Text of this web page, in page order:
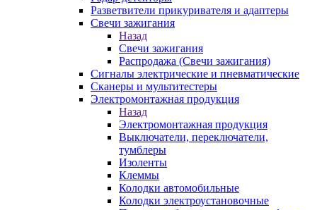
Разветвители прикуривателя и адаптеры
Свечи зажигания
Назад
Свечи зажигания
Распродажа (Свечи зажигания)
Сигналы электрические и пневматические
Сканеры и мультитестеры
Электромонтажная продукция
Назад
Электромонтажная продукция
Выключатели, переключатели,
тумблеры
Изоленты
Клеммы
Колодки автомобильные
Колодки электроустановочные